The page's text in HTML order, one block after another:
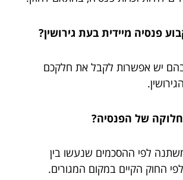
יש אפשרות לקבל את חלקכם
לפי ההסכמים שנעשו בין
החוק הקיים במקום המגורים.